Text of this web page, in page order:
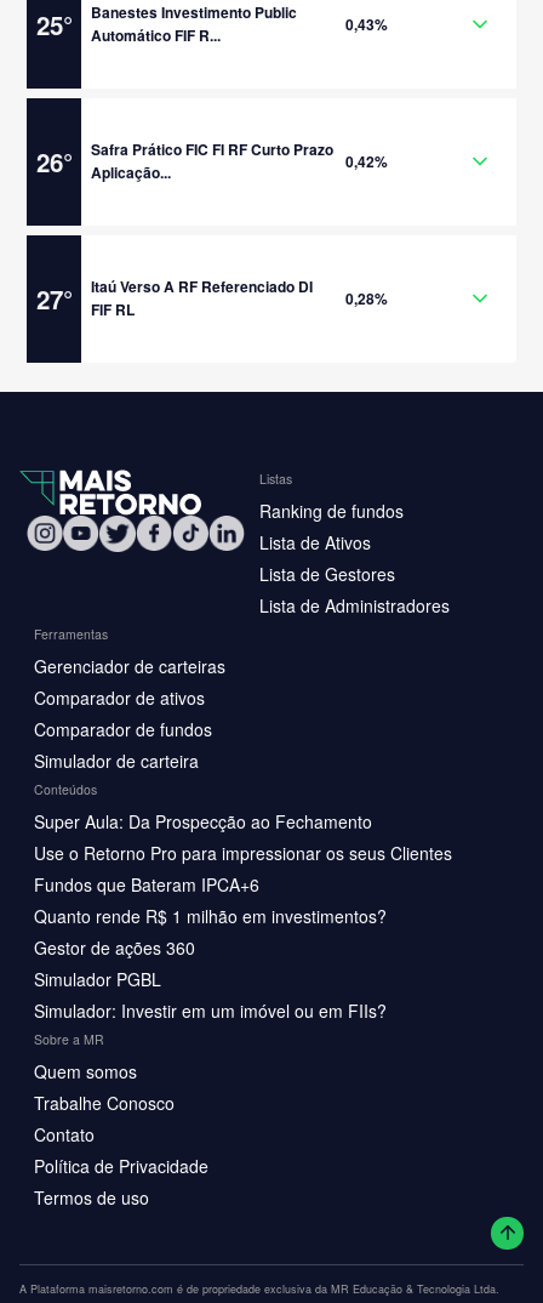
25°
Banestes Investimento Public
Automático FIF R...
0,43%
26°
Safra Prático FIC FI RF Curto Prazo
Aplicação...
0,42%
27°
Itaú Verso A RF Referenciado DI
FIF RL
0,28%
Listas
Ranking de fundos
Lista de Ativos
Lista de Gestores
Lista de Administradores
Ferramentas
Gerenciador de carteiras
Comparador de ativos
Comparador de fundos
Simulador de carteira
Conteúdos
Super Aula: Da Prospecção ao Fechamento
Use o Retorno Pro para impressionar os seus Clientes
Fundos que Bateram IPCA+6
Quanto rende R$ 1 milhão em investimentos?
Gestor de ações 360
Simulador PGBL
Simulador: Investir em um imóvel ou em FIIs?
Sobre a MR
Quem somos
Trabalhe Conosco
Contato
Política de Privacidade
Termos de uso
A Plataforma maisretorno.com é de propriedade exclusiva da MR Educação & Tecnologia Ltda.